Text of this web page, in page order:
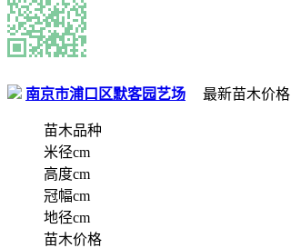
南京市浦口区默客园艺场 最新苗木价格
苗木品种
米径cm
高度cm
冠幅cm
地径cm
苗木价格